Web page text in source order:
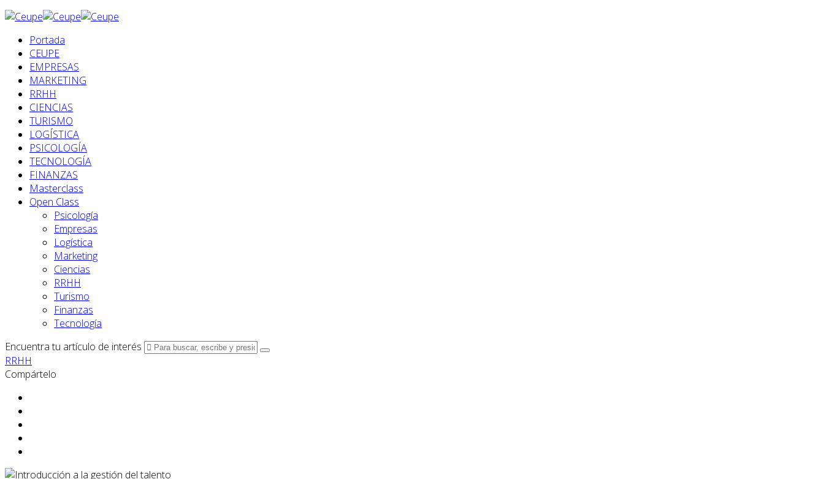
Portada
CEUPE
EMPRESAS
MARKETING
RRHH
CIENCIAS
TURISMO
LOGÍSTICA
PSICOLOGÍA
TECNOLOGÍA
FINANZAS
Masterclass
Open Class
Psicología
Empresas
Logística
Marketing
Ciencias
RRHH
Turismo
Finanzas
Tecnología
Encuentra tu artículo de interés
RRHH
Compártelo